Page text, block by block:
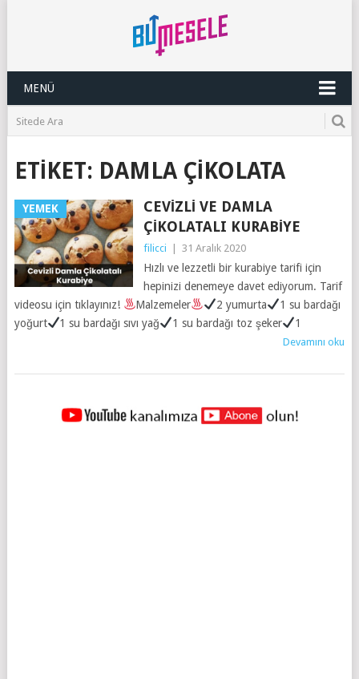
MENÜ
ETIKET: DAMLA ÇIKOLATA
YEMEK
CEVIZLI VE DAMLA
ÇIKOLATALI KURABIYE
filicci 31 Aralık 2020
Hızlı ve lezzetli bir kurabiye tarifi için
hepinizi denemeye davet ediyorum. Tarif
videosu için tıklayınız!
Malzemeler 2 yumurta
1 su bardağı
yoğurt
1 su bardağı sıvı yağ 1 su bardağı toz şeker 1
Devamını oku
YAZILAR